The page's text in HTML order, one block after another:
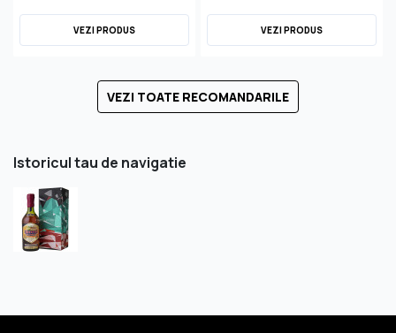
VEZI PRODUS VEZI PRODUS
VEZI TOATE RECOMANDARILE
Istoricul tau de navigatie